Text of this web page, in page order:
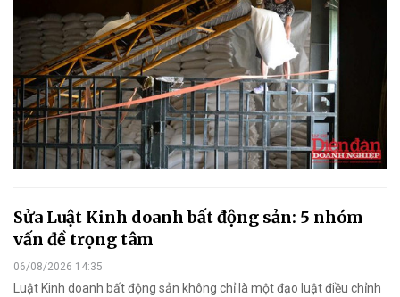
Sửa Luật Kinh doanh bất động sản: 5 nhóm
vấn đề trọng tâm
06/08/2026 14:35
Luật Kinh doanh bất động sản không chỉ là một đạo luật điều chỉnh